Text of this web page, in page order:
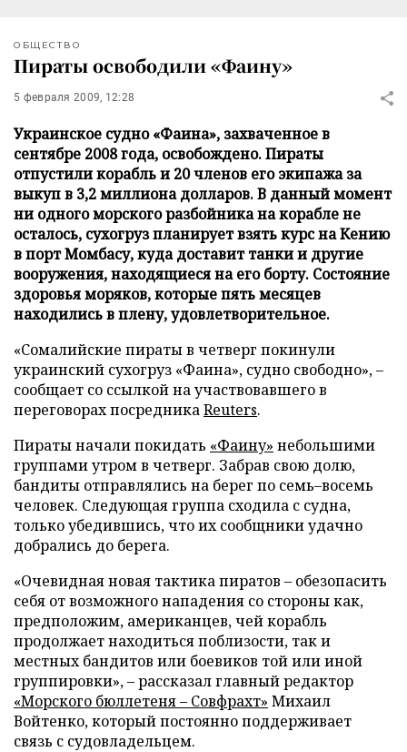
ОБЩЕСТВО
Пираты освободили «Фаину»
5 февраля 2009, 12:28
Украинское судно «Фаина», захваченное в
сентябре 2008 года, освобождено. Пираты
отпустили корабль и 20 членов его экипажа за
выкуп в 3,2 миллиона долларов. В данный момент
ни одного морского разбойника на корабле не
осталось, сухогруз планирует взять курс на Кению
в порт Момбасу, куда доставит танки и другие
вооружения, находящиеся на его борту. Состояние
здоровья моряков, которые пять месяцев
находились в плену, удовлетворительное.
«Сомалийские пираты в четверг покинули
украинский сухогруз «Фаина», судно свободно», –
сообщает со ссылкой на участвовавшего в
переговорах посредникаReuters.
Пираты начали покидать «Фаину» небольшими
группами утром в четверг. Забрав свою долю,
бандиты отправлялись на берег по семь–восемь
человек. Следующая группа сходила с судна,
только убедившись, что их сообщники удачно
добрались до берега.
«Очевидная новая тактика пиратов – обезопасить
себя от возможного нападения со стороны как,
предположим, американцев, чей корабль
продолжает находиться поблизости, так и
местных бандитов или боевиков той или иной
группировки», – рассказал главный редактор
«Морского бюллетеня – Совфрахт» Михаил
Войтенко, который постоянно поддерживает
связь с судовладельцем.